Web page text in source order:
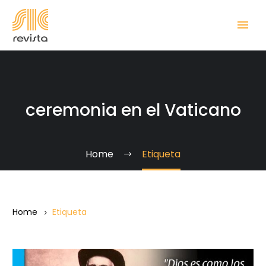
ceremonia en el Vaticano
Home Etiqueta
Home Etiqueta
¿Quién